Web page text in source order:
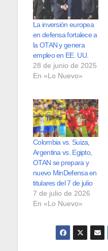
La inversión europea
en defensa fortalece a
la OTAN y genera
empleo en EE. UU.
28 de junio de 2025
En «Lo Nuevo»
Colombia vs. Suiza,
Argentina vs. Egipto,
OTAN se prepara y
nuevo MinDefensa en
titulares del 7 de julio
7 de julio de 2026
En «Lo Nuevo»